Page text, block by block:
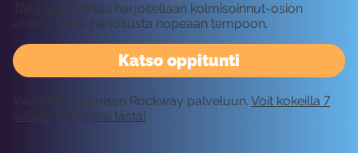
Katso oppitunti
Tällä oppitunnilla harjoitellaan kolmisoinnut-osion
ensimmäistä harjoitusta nopeaan tempoon.
Vaatii kirjautumisen Rockway palveluun. Voit kokeilla 7
päivää ilmaiseksi tästä!